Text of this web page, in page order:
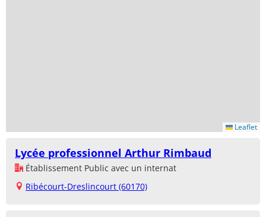
Leaflet
Lycée professionnel Arthur Rimbaud
Établissement Public avec un internat
Ribécourt-Dreslincourt (60170)